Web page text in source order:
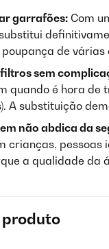
garrafões: Com
substitui
de várias
sem
quando é hora de
A substituição
não abdica da
crianças, pessoas
a qualidade da
produto